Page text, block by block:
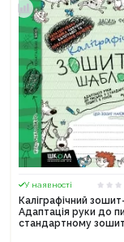
У наявності
Каліграфічний
Адаптація руки до
стандартному